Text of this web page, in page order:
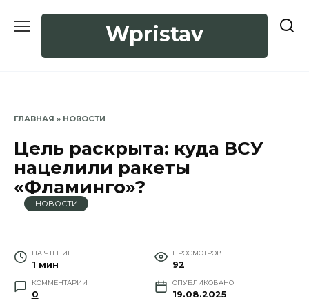
Wpristav
ГЛАВНАЯ » НОВОСТИ
Цель раскрыта: куда ВСУ
нацелили ракеты
«Фламинго»?
НОВОСТИ
НА ЧТЕНИЕ
1 мин
ПРОСМОТРОВ
92
КОММЕНТАРИИ
0
ОПУБЛИКОВАНО
19.08.2025